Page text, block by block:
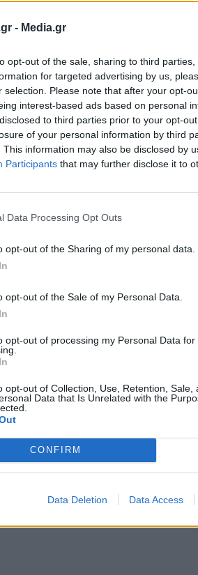
- Media.gr
opt-out of the sale, sharing to third
for targeted advertising by us,
selection. Please note that after your opt-
interest-based ads based on personal
to third parties prior to your opt-
of your personal information by third
This information may also be disclosed by
Participants that may further disclose it to
Data Processing Opt Outs
opt-out of the Sharing of my personal data.
opt-out of the Sale of my Personal Data.
opt-out of processing my Personal Data for
opt-out of Collection, Use, Retention, Sale,
Data that Is Unrelated with the
CONFIRM
Data Deletion Data Access
E-Tech
FP3 του GP Βαρκελώνης
και τη μαλακή
ότι το undercut αναμένεται να
να αφήσει
τους πολύ νωρίς στον αγώνα.